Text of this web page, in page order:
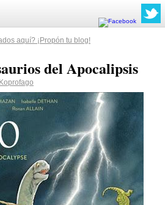
aquí? ¡Propón tu blog!
del Apocalipsis
Koprofago